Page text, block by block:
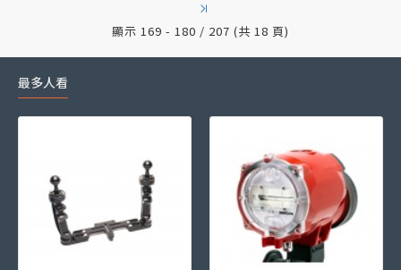
顯示 169 - 180 / 207 (共 18 頁)
最多人看